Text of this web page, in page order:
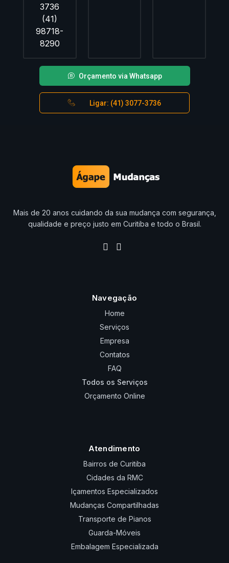
3736
(41)
98718-
8290
Orçamento via Whatsapp
Ligar: (41) 3077-3736
Mais de 20 anos cuidando da sua mudança com segurança,
qualidade e preço justo em Curitiba e todo o Brasil.
Navegação
Home
Serviços
Empresa
Contatos
FAQ
Todos os Serviços
Orçamento Online
Atendimento
Bairros de Curitiba
Cidades da RMC
Içamentos Especializados
Mudanças Compartilhadas
Transporte de Pianos
Guarda-Móveis
Embalagem Especializada